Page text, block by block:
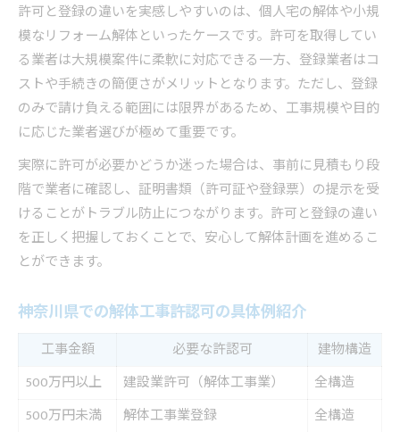
許可と登録の違いを実感しやすいのは、個人宅の解体や小規
模なリフォーム解体といったケースです。許可を取得してい
る業者は大規模案件に柔軟に対応できる一方、登録業者はコ
ストや手続きの簡便さがメリットとなります。ただし、登録
のみで請け負える範囲には限界があるため、工事規模や目的
に応じた業者選びが極めて重要です。
実際に許可が必要かどうか迷った場合は、事前に見積もり段
階で業者に確認し、証明書類（許可証や登録票）の提示を受
けることがトラブル防止につながります。許可と登録の違い
を正しく把握しておくことで、安心して解体計画を進めるこ
とができます。
神奈川県での解体工事許認可の具体例紹介
工事金額 必要な許認可
建物構造
500万円以上
建設業許可（解体工事業）
全構造
500万円未満
解体工事業登録
全構造